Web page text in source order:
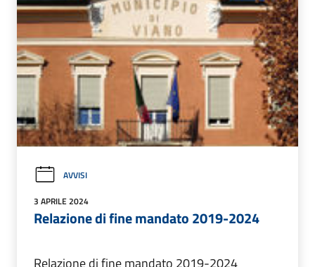
AVVISI
3 APRILE 2024
Relazione di fine mandato 2019-2024
Relazione di fine mandato 2019-2024